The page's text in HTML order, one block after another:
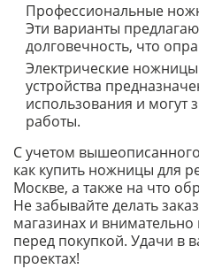
Профессиональные
Эти варианты
долговечность, что
Электрические
устройства
использования и могут
работы.
С учетом
как купить ножницы для
Москве, а также на что
Не забывайте делать
магазинах и
перед покупкой. Удачи в
проектах!